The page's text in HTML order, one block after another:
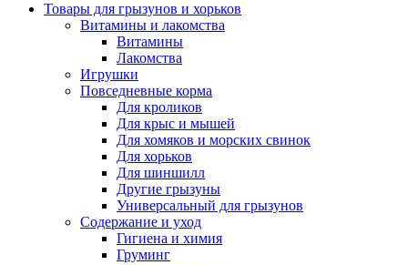
Товары для грызунов и хорьков
Витамины и лакомства
Витамины
Лакомства
Игрушки
Повседневные корма
Для кроликов
Для крыс и мышей
Для хомяков и морских свинок
Для хорьков
Для шиншилл
Другие грызуны
Универсальный для грызунов
Содержание и уход
Гигиена и химия
Груминг